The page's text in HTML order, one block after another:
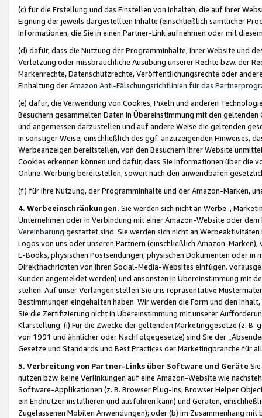
(c) für die Erstellung und das Einstellen von Inhalten, die auf Ihrer
Eignung der jeweils dargestellten Inhalte (einschließlich sämtlicher
Informationen, die Sie in einen Partner-Link aufnehmen oder mit
(d) dafür, dass die Nutzung der Programminhalte, Ihrer Website und
Verletzung oder missbräuchliche Ausübung unserer Rechte bzw. der
Markenrechte, Datenschutzrechte, Veröffentlichungsrechte oder
Einhaltung derAmazon Anti-Fälschungsrichtlinien für das
(e) dafür, die Verwendung von Cookies, Pixeln und anderen
Besuchern gesammelten Daten in Übereinstimmung mit den
und angemessen darzustellen und auf andere Weise die geltenden
in sonstiger Weise, einschließlich des ggf. anzuzeigenden Hinweises,
Werbeanzeigen bereitstellen, von den Besuchern Ihrer Website
Cookies erkennen können und dafür, dass Sie Informationen über die
Online-Werbung bereitstellen, soweit nach den anwendbaren
(f) für Ihre Nutzung, der Programminhalte und der Amazon-Marken,
4. Werbeeinschränkungen. Sie werden sich nicht an Werbe-,
Unternehmen oder in Verbindung mit einer Amazon-Website oder
Vereinbarung gestattet sind. Sie werden sich nicht an
Logos von uns oder unseren Partnern (einschließlich Amazon-
E-Books, physischen Postsendungen, physischen Dokumenten oder in
Direktnachrichten von Ihren Social-Media-Websites einfügen.
Kunden angemeldet werden) und ansonsten in Übereinstimmung mit
stehen. Auf unser Verlangen stellen Sie uns repräsentative
Bestimmungen eingehalten haben. Wir werden die Form und den
Sie die Zertifizierung nicht in Übereinstimmung mit unserer
Klarstellung: (i) Für die Zwecke der geltenden Marketinggesetze (z. B.
von 1991 und ähnlicher oder Nachfolgegesetze) sind Sie der
Gesetze und Standards und Best Practices der Marketingbranche für
5. Verbreitung von Partner-Links über Software und Geräte
nutzen bzw. keine Verlinkungen auf eine Amazon-Website wie
Software-Applikationen (z. B. Browser Plug-ins, Browser Helper
ein Endnutzer installieren und ausführen kann) und Geräten,
Zugelassenen Mobilen Anwendungen); oder (b) im Zusammenhang